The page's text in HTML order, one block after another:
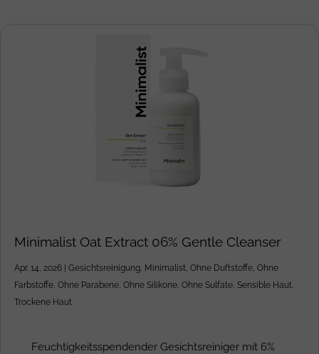
Minimalist Oat Extract 06% Gentle Cleanser
Apr. 14, 2026 Gesichtsreinigung, Minimalist, Ohne Duftstoffe, Ohne
Farbstoffe, Ohne Parabene, Ohne Silikone, Ohne Sulfate, Sensible Haut,
Trockene Haut
Feuchtigkeitsspendender Gesichtsreiniger mit 6%